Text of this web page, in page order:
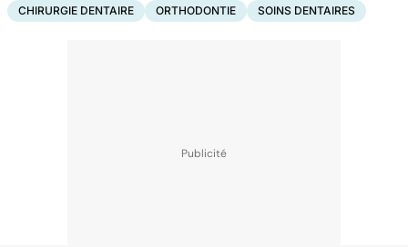
CHIRURGIE DENTAIRE ORTHODONTIE SOINS DENTAIRES